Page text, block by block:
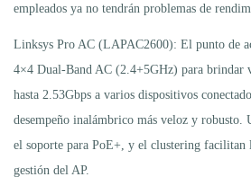
empleados ya no tendrán problemas de
Linksys Pro AC (LAPAC2600): El punto de
4×4 Dual-Band AC (2.4+5GHz) para brindar
hasta 2.53Gbps a varios dispositivos
desempeño inalámbrico más veloz y robusto.
el soporte para PoE+, y el clustering facilitan
gestión del AP.